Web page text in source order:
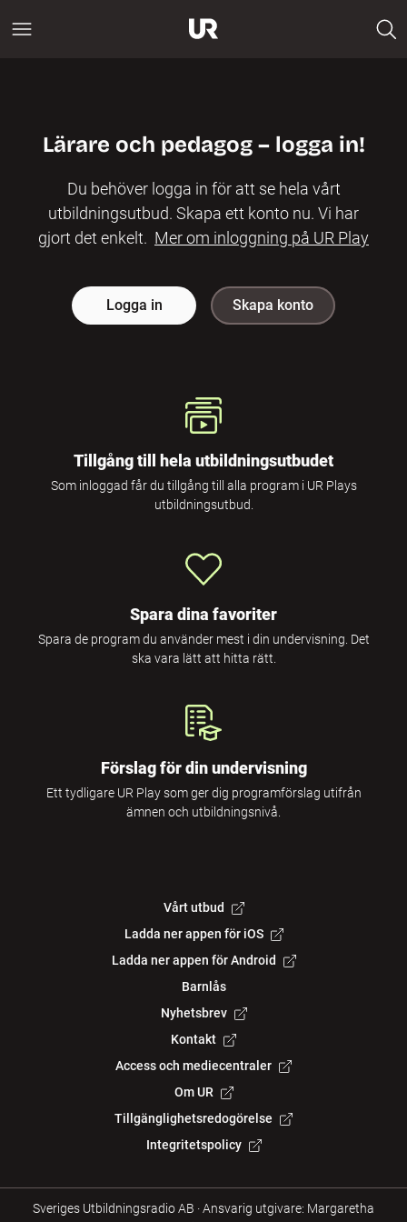
Lärare och pedagog – logga in!
Du behöver logga in för att se hela vårt
utbildningsutbud. Skapa ett konto nu. Vi har
gjort det enkelt. Mer om inloggning på UR Play
Logga in Skapa konto
Tillgång till hela utbildningsutbudet
Som inloggad får du tillgång till alla program i UR Plays
utbildningsutbud.
Spara dina favoriter
Spara de program du använder mest i din undervisning. Det
ska vara lätt att hitta rätt.
Förslag för din undervisning
Ett tydligare UR Play som ger dig programförslag utifrån
ämnen och utbildningsnivå.
Vårt utbud
Ladda ner appen för iOS
Ladda ner appen för Android
Barnlås
Nyhetsbrev
Kontakt
Access och mediecentraler
Om UR
Tillgänglighetsredogörelse
Integritetspolicy
Sveriges Utbildningsradio AB ·Ansvarig utgivare: Margaretha